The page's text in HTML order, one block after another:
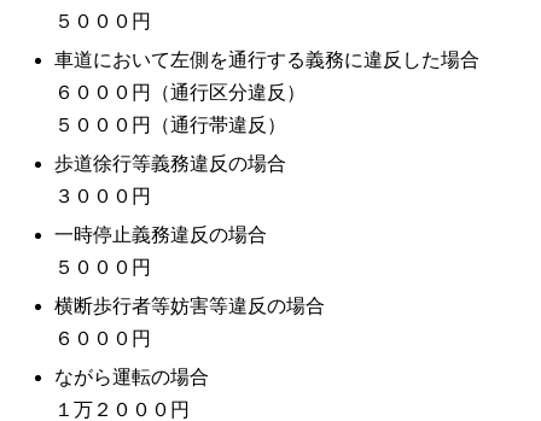
５０００円
車道において左側を通行する義務に違反した場合
６０００円（通行区分違反）
５０００円（通行帯違反）
歩道徐行等義務違反の場合
３０００円
一時停止義務違反の場合
５０００円
横断歩行者等妨害等違反の場合
６０００円
ながら運転の場合
１万２０００円